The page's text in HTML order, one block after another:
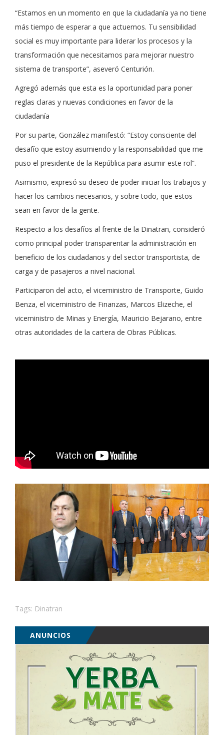
“Estamos en un momento en que la ciudadanía ya no tiene
más tiempo de esperar a que actuemos. Tu sensibilidad
social es muy importante para liderar los procesos y la
transformación que necesitamos para mejorar nuestro
sistema de transporte”, aseveró Centurión.
Agregó además que esta es la oportunidad para poner
reglas claras y nuevas condiciones en favor de la
ciudadanía
Por su parte, González manifestó: “Estoy consciente del
desafío que estoy asumiendo y la responsabilidad que me
puso el presidente de la República para asumir este rol”.
Asimismo, expresó su deseo de poder iniciar los trabajos y
hacer los cambios necesarios, y sobre todo, que estos
sean en favor de la gente.
Respecto a los desafíos al frente de la Dinatran, consideró
como principal poder transparentar la administración en
beneficio de los ciudadanos y del sector transportista, de
carga y de pasajeros a nivel nacional.
Participaron del acto, el viceministro de Transporte, Guido
Benza, el viceministro de Finanzas, Marcos Elizeche, el
viceministro de Minas y Energía, Mauricio Bejarano, entre
otras autoridades de la cartera de Obras Públicas.
Tags: Dinatran
ANUNCIOS